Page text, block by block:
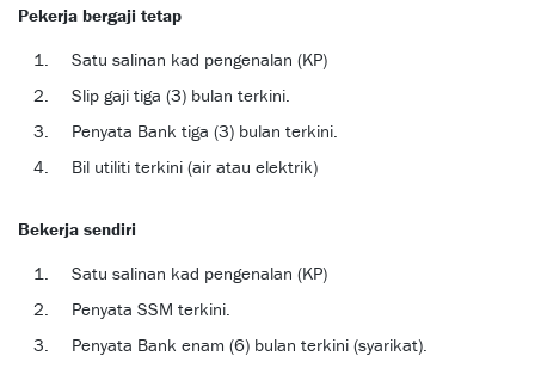
Pekerja bergaji tetap
Satu salinan kad pengenalan (KP)
Slip gaji tiga (3) bulan terkini.
Penyata Bank tiga (3) bulan terkini.
Bil utiliti terkini (air atau elektrik)
Bekerja sendiri
Satu salinan kad pengenalan (KP)
Penyata SSM terkini.
Penyata Bank enam (6) bulan terkini (syarikat).